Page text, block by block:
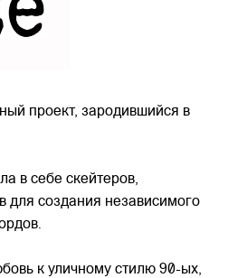
проект, зародившийся в
в себе скейтеров,
для создания независимого
к уличному стилю 90-ых,